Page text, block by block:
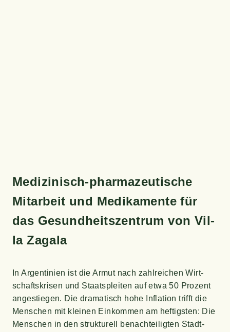
Medi­zi­nisch-phar­ma­zeu­ti­sche
Mit­ar­beit und Medi­ka­men­te für
das Gesund­heits­zen­trum von Vil­
la Zagala
In Argen­ti­ni­en ist die Armut nach zahl­rei­chen Wirt­
schafts­kri­sen und Staats­plei­ten auf etwa 50 Pro­zent
ange­stie­gen. Die dra­ma­tisch hohe Infla­ti­on trifft die
Men­schen mit klei­nen Ein­kom­men am hef­tigs­ten: Die
Men­schen in den struk­tu­rell benach­tei­lig­ten Stadt­